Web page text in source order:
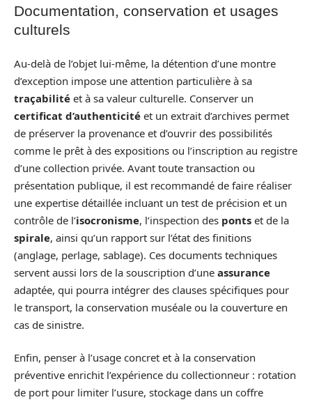
Documentation, conservation et usages
culturels
Au-delà de l’objet lui-même, la détention d’une montre
d’exception impose une attention particulière à sa
traçabilité et à sa valeur culturelle. Conserver un
certificat d’authenticité et un extrait d’archives permet
de préserver la provenance et d’ouvrir des possibilités
comme le prêt à des expositions ou l’inscription au registre
d’une collection privée. Avant toute transaction ou
présentation publique, il est recommandé de faire réaliser
une expertise détaillée incluant un test de précision et un
contrôle de l’isocronisme, l’inspection des ponts et de la
spirale, ainsi qu’un rapport sur l’état des finitions
(anglage, perlage, sablage). Ces documents techniques
servent aussi lors de la souscription d’une assurance
adaptée, qui pourra intégrer des clauses spécifiques pour
le transport, la conservation muséale ou la couverture en
cas de sinistre.
Enfin, penser à l’usage concret et à la conservation
préventive enrichit l’expérience du collectionneur : rotation
de port pour limiter l’usure, stockage dans un coffre